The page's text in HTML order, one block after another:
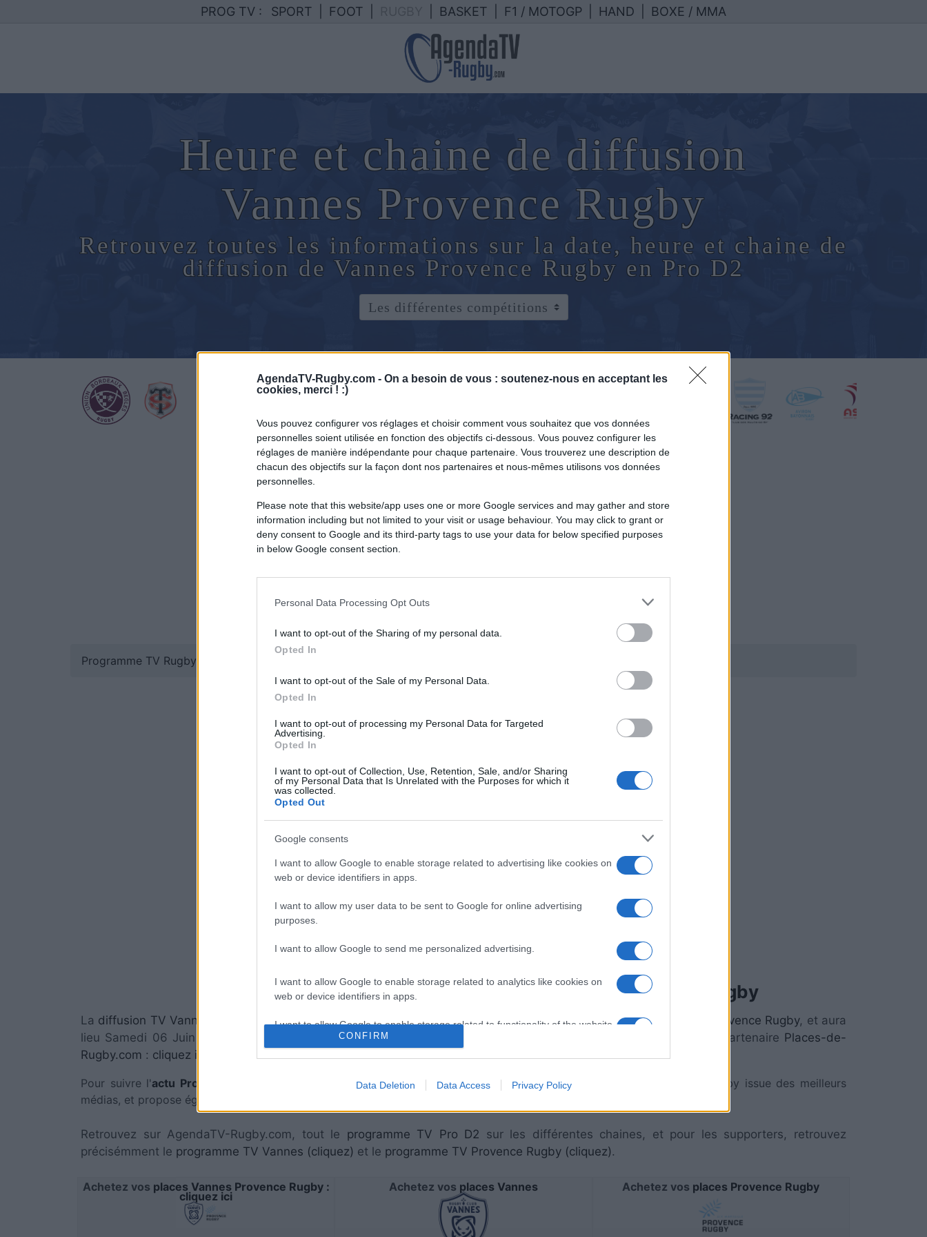
AgendaTV-Rugby.com - On a besoin de vous : soutenez-nous en acceptant les
cookies, merci ! :)
Vous pouvez configurer vos réglages et choisir comment vous souhaitez que vos données
personnelles soient utilisée en fonction des objectifs ci-dessous. Vous pouvez configurer les
réglages de manière indépendante pour chaque partenaire. Vous trouverez une description de
chacun des objectifs sur la façon dont nos partenaires et nous-mêmes utilisons vos données
personnelles.
Please note that this website/app uses one or more Google services and may gather and store
information including but not limited to your visit or usage behaviour. You may click to grant or
deny consent to Google and its third-party tags to use your data for below specified purposes
in below Google consent section.
Personal Data Processing Opt Outs
I want to opt-out of the Sharing of my personal data.
Opted In
I want to opt-out of the Sale of my Personal Data.
Opted In
I want to opt-out of processing my Personal Data for Targeted
Advertising.
Opted In
I want to opt-out of Collection, Use, Retention, Sale, and/or Sharing
of my Personal Data that Is Unrelated with the Purposes for which it
was collected.
Opted Out
Google consents
I want to allow Google to enable storage related to advertising like cookies on
web or device identifiers in apps.
I want to allow my user data to be sent to Google for online advertising
purposes.
I want to allow Google to send me personalized advertising.
I want to allow Google to enable storage related to analytics like cookies on
web or device identifiers in apps.
I want to allow Google to enable storage related to functionality of the website
authentication functionality and fraud prevention, and other user protection.
CONFIRM
Data Deletion Data Access Privacy Policy
PROG TV : SPORT FOOT BASKET F1 / MOTOGP HAND BOXE / MMA
Heure et chaine de diffusion
Vannes Provence Rugby
Retrouvez toutes les informations sur la date, heure et chaine de
diffusion de Vannes Provence Rugby en Pro D2
Programme TV Rugby
Provence Rugby
La diffusion TV Vannes Provence Rugbyaura lieu sur CANAL+ . Ce match dePro D2verra s'affronterVannes Provence Rugby, et aura
lieu Samedi 06 Juin à 18h00. Pour vous procurer des
, rendez-vous chez notre partenaire Places-de-
Rugby.com : cliquez ici
Pour suivre l'actu Pro D2
, n'hésitez pas à vous rendre chez notre partenaire RezoSport.com qui sélectionne l'actu rugby issue des meilleurs
médias, et propose également les classements, calendriers et résultats.
Retrouvez sur AgendaTV-Rugby.com, tout le programme TV Pro D2 sur les différentes chaines, et pour les supporters, retrouvez
précisémment le programme TV Vannes (cliquez) et le programme TV Provence Rugby (cliquez).
Achetez vos places Vannes Provence Rugby :
cliquez ici
Achetez vos places Vannes Achetez vos places Provence Rugby